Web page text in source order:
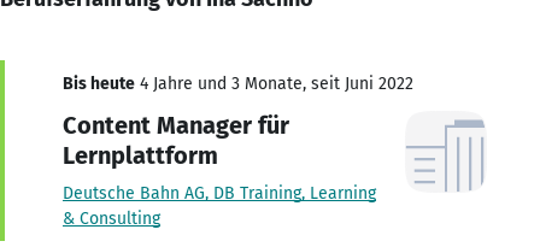
Bis heute 4 Jahre und 3 Monate, seit Juni 2022
Content Manager für
Lernplattform
Deutsche Bahn AG, DB Training, Learning
& Consulting